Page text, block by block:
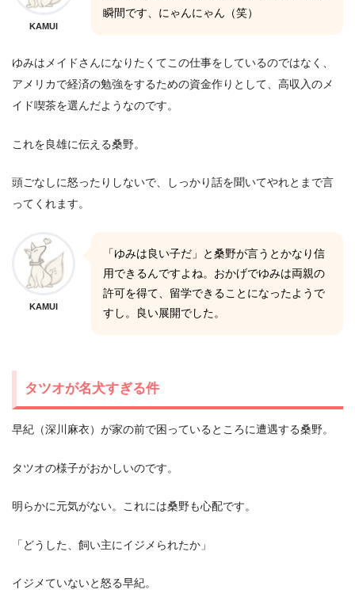
KAMUI
瞬間です、にゃんにゃん（笑）
ゆみはメイドさんになりたくてこの仕事をしているのではなく、
アメリカで経済の勉強をするための資金作りとして、高収入のメ
イド喫茶を選んだようなのです。
これを良雄に伝える桑野。
頭ごなしに怒ったりしないで、しっかり話を聞いてやれとまで言
ってくれます。
KAMUI
「ゆみは良い子だ」と桑野が言うとかなり信
用できるんですよね。おかげでゆみは両親の
許可を得て、留学できることになったようで
すし。良い展開でした。
タツオが名犬すぎる件
早紀（深川麻衣）が家の前で困っているところに遭遇する桑野。
タツオの様子がおかしいのです。
明らかに元気がない。これには桑野も心配です。
「どうした、飼い主にイジメられたか」
イジメていないと怒る早紀。